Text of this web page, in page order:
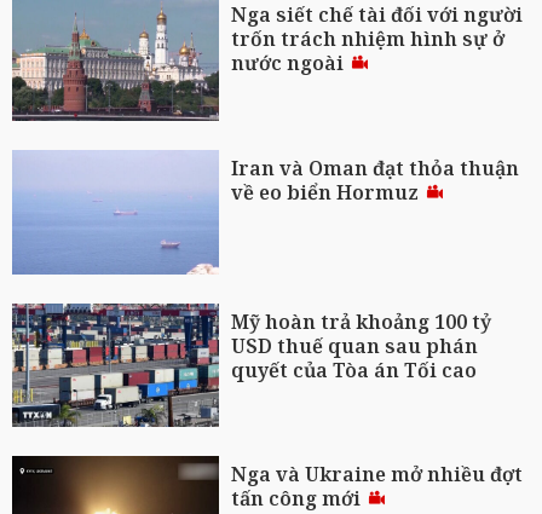
Nga siết chế tài đối với người
trốn trách nhiệm hình sự ở
nước ngoài
Iran và Oman đạt thỏa thuận
về eo biển Hormuz
Mỹ hoàn trả khoảng 100 tỷ
USD thuế quan sau phán
quyết của Tòa án Tối cao
Nga và Ukraine mở nhiều đợt
tấn công mới